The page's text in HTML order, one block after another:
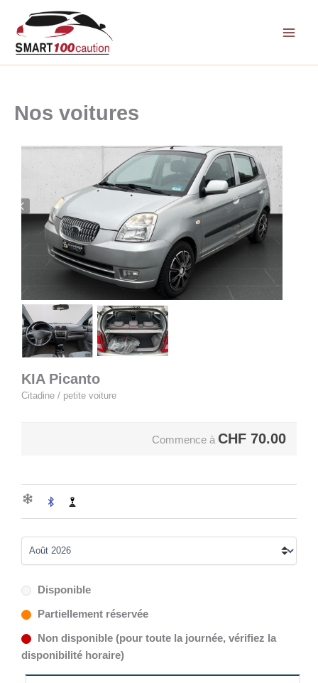
contenu
Nos voitures
KIA Picanto
Citadine / petite voiture
Commence à CHF 70.00
Disponible
Partiellement réservée
Non disponible (pour toute la journée, vérifiez la
disponibilité horaire)